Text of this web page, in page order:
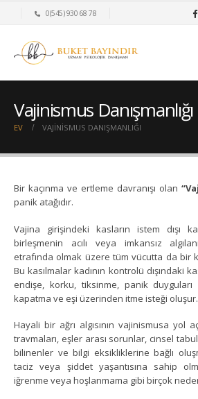
0(545) 930 68 78
Vajinismus Danışmanlığı
EV VAJINISMUS DANIŞMANLIĞI
Bir kaçınma ve ertleme davranışı olan
panik atağıdır.
Vajina girişindeki kasların istem dışı
birleşmenin acılı veya imkansız
etrafında olmak üzere tüm vücutta da bir
Bu kasılmalar kadının kontrolü dışındaki
endişe, korku, tiksinme, panik duyguları
kapatma ve eşi üzerinden itme isteği oluşur.
Hayali bir ağrı algısının vajinismusa yol
travmaları, eşler arası sorunlar, cinsel
bilinenler ve bilgi eksikliklerine bağlı
taciz veya şiddet yaşantısına sahip
iğrenme veya hoşlanmama gibi birçok